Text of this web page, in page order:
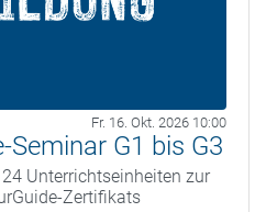
Fr. 16. Okt. 2026 10:00
Seminar G1 bis G3
Unterrichtseinheiten zur
Zertifikats